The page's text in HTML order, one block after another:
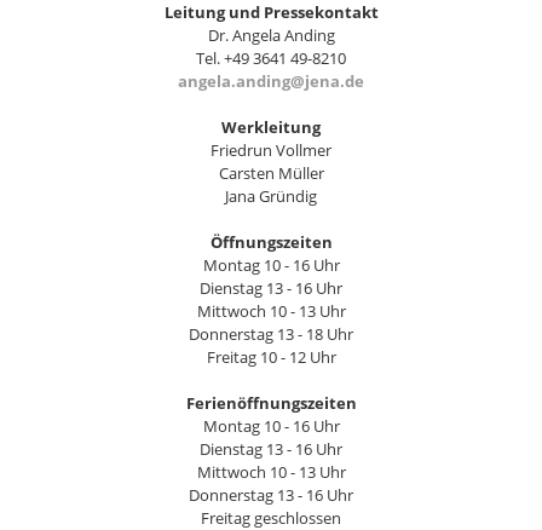
Leitung und Pressekontakt
Dr. Angela Anding
Tel. +49 3641 49-8210
angela.anding@jena.de
Werkleitung
Friedrun Vollmer
Carsten Müller
Jana Gründig
Öffnungszeiten
Montag 10 - 16 Uhr
Dienstag 13 - 16 Uhr
Mittwoch 10 - 13 Uhr
Donnerstag 13 - 18 Uhr
Freitag 10 - 12 Uhr
Ferienöffnungszeiten
Montag 10 - 16 Uhr
Dienstag 13 - 16 Uhr
Mittwoch 10 - 13 Uhr
Donnerstag 13 - 16 Uhr
Freitag geschlossen